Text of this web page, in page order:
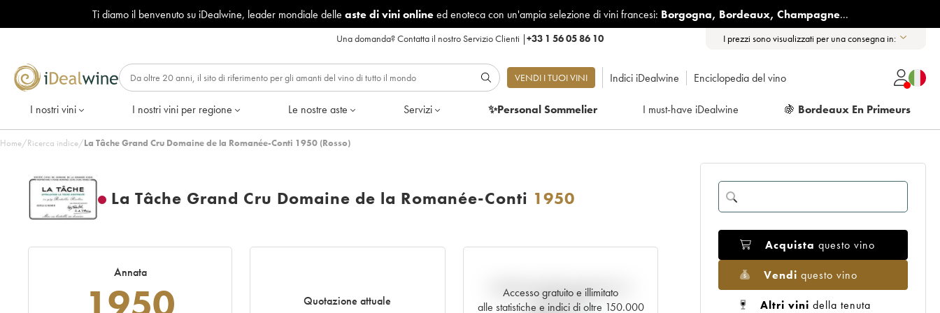
Ti diamo il benvenuto su iDealwine, leader mondiale delle aste di vini onlineed enoteca con un'ampia selezione di vini francesi: Borgogna, Bordeaux, Champagne...
Una domanda?Contatta il nostro Servizio Clienti |+33 1 56 05 86 10 I prezzi sono visualizzati per una consegna in:
VENDI I TUOI VINI Indici iDealwine Enciclopedia del vino
I nostri vini I nostri vini per regione Le nostre aste Servizi ✨Personal Sommelier I must-have iDealwine 🍇 Bordeaux En Primeurs
Home/Ricerca indice/La Tâche Grand Cru Domaine de la Romanée-Conti 1950 (Rosso)
La Tâche Grand Cru Domaine de la Romanée-Conti 1950
Annata
Quotazione attuale
Accesso gratuito e illimitato
alle statistiche e indici di oltre 150.000
Andamento della quotazione in
tempo reale
Acquista questo vino
Vendi questo vino
Altri vini della tenuta